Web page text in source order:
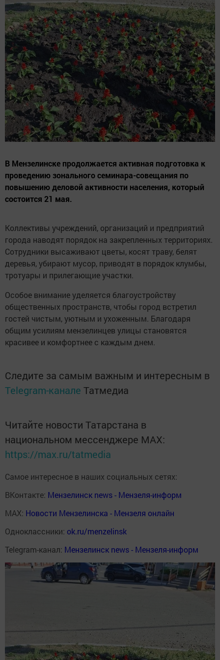
В Мензелинске продолжается активная подготовка к
проведению зонального семинара-совещания по
повышению деловой активности населения, который
состоится 21 мая.
Коллективы учреждений, организаций и предприятий
города наводят порядок на закрепленных территориях.
Сотрудники высаживают цветы, косят траву, белят
деревья, убирают мусор, приводят в порядок клумбы,
тротуары и прилегающие участки.
Особое внимание уделяется благоустройству
общественных пространств, чтобы город встретил
гостей чистым, уютным и ухоженным. Благодаря
общим усилиям мензелинцев улицы становятся
красивее и комфортнее с каждым днем.
Следите за самым важным и интересным в
Telegram-канале Татмедиа
Читайте новости Татарстана в
национальном мессенджере MАХ:
https://max.ru/tatmedia
Самое интересное в наших социальных сетях:
ВКонтакте: Мензелинск news - Мензеля-информ
MAX: Новости Мензелинска - Мензеля онлайн
Одноклассники: ok.ru/menzelinsk
Telegram-канал: Мензелинск news - Мензеля-информ